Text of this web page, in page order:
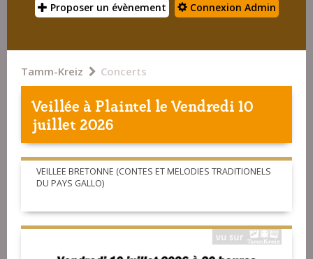
Proposer un évènement Connexion Admin
Tamm-Kreiz Concerts
Veillée àPlaintel le Vendredi 10
juillet 2026
VEILLEE BRETONNE (CONTES ET MELODIES TRADITIONELS
DU PAYS GALLO)